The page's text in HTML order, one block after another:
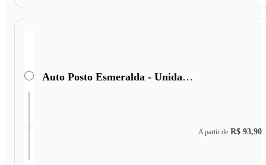
Auto Posto Esmeralda - Unidade II
A partir de R$ 93,90